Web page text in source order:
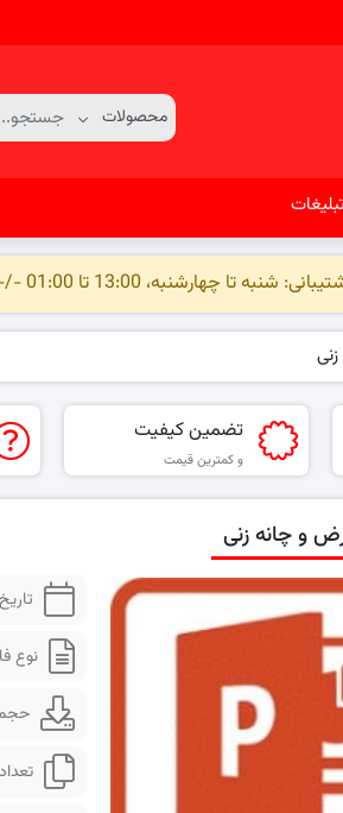
تبلیغات
تا چهارشنبه، 13:00 تا 01:00 -/-
تضمین کیفیت
و کمترین قیمت
و چانه زنی
نوع